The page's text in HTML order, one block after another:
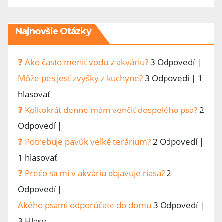
Najnovšie Otázky
❓ Ako často meniť vodu v akváriu?3 Odpovedí |
Môže pes jesť zvyšky z kuchyne?3 Odpovedí | 1
hlasovať
❓ Koľkokrát denne mám venčiť dospelého psa?2
Odpovedí |
❓ Potrebuje pavúk veľké terárium?2 Odpovedí |
1 hlasovať
❓ Prečo sa mi v akváriu objavuje riasa?2
Odpovedí |
Akého psami odporúčate do domu 3 Odpovedí |